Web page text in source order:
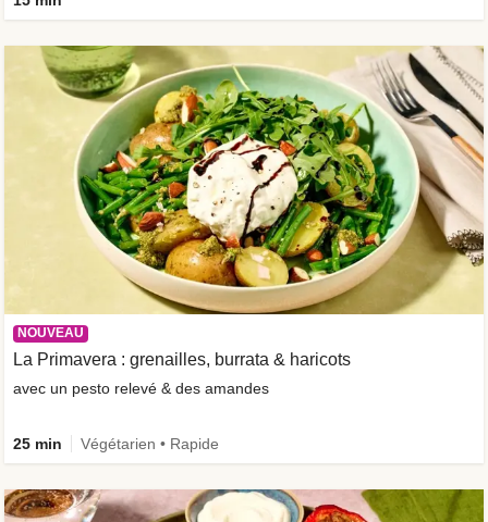
NOUVEAU
La Primavera : grenailles, burrata & haricots
avec un pesto relevé & des amandes
25 min Végétarien • Rapide